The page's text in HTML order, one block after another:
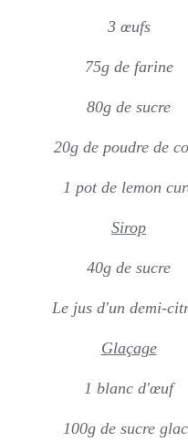
3 œufs
75g de farine
80g de sucre
20g de poudre de
1 pot de lemon
Sirop
40g de sucre
Le jus d'un demi-
Glaçage
1 blanc d'œuf
100g de sucre